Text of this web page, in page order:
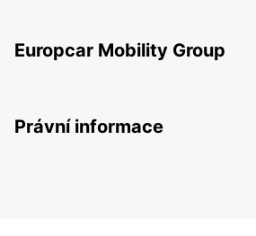
Europcar Mobility Group
Právní informace